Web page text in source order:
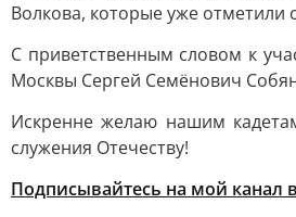
Волкова, которые уже отметили
С приветственным словом к
Москвы Сергей Семёнович
Искренне желаю нашим
служения Отечеству!
Подписывайтесь на мой канал